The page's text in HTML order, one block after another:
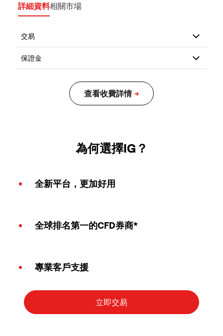
詳細資料相關市場
為何選擇IG？
全新平台，更加好用
全球排名第一的CFD券商*
專業客戶支援